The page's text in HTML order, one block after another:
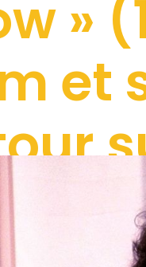
»
et